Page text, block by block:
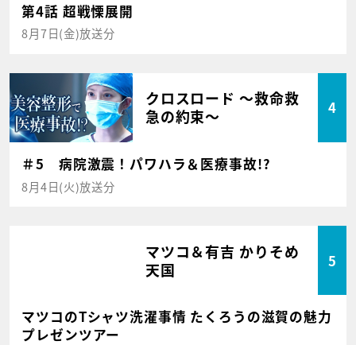
第4話 超戦慄展開
8月7日(金)放送分
クロスロード ～救命救
急の約束～
4
＃5 病院激震！パワハラ＆医療事故!?
8月4日(火)放送分
マツコ＆有吉 かりそめ
天国
5
マツコのTシャツ洗濯事情 たくろうの滋賀の魅力
プレゼンツアー